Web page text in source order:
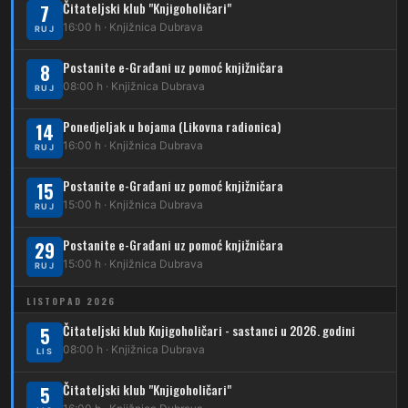
DUBEC
212
223 Dubec – Trnovčica – Dubrava
224 Dubec – Novoselec
261 Dubec – Sesvete – Goranec
262 Dubec – Sesvete – Planina Donja
263 Dubec – Sesvete–Kašina – Pl.Gornja
264 Dubec – Sesvete – Jesenovec
267
270 Dubec – Sesvete – Blaguša
7
RUJ
Čitateljski klub "Knjigoholičari"
16:00 h · Knjižnica Dubrava
8
RUJ
Postanite e-Građani uz pomoć knjižničara
08:00 h · Knjižnica Dubrava
14
RUJ
Ponedjeljak u bojama (Likovna radionica)
16:00 h · Knjižnica Dubrava
15
RUJ
Postanite e-Građani uz pomoć knjižničara
15:00 h · Knjižnica Dubrava
29
RUJ
Postanite e-Građani uz pomoć knjižničara
15:00 h · Knjižnica Dubrava
LISTOPAD 2026
5
LIS
Čitateljski klub Knjigoholičari - sastanci u 2026. godini
08:00 h · Knjižnica Dubrava
5 Čitateljski klub "Knjigoholičari"